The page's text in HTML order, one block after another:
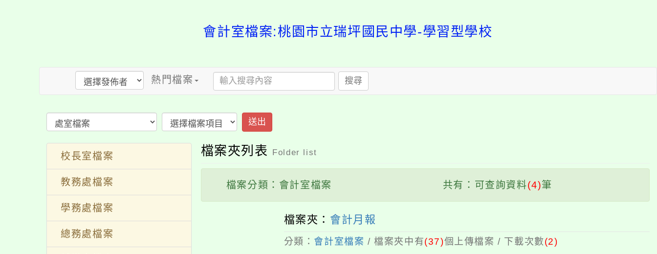
會計室檔案:桃園市立瑞坪國民中學-學習型學校
熱門檔案 搜尋
送出
校長室檔案
教務處檔案
學務處檔案
總務處檔案
檔案夾列表 Folder list
檔案分類：會計室檔案 共有：可查詢資料(4)筆
檔案夾： 會計月報
分類： 會計室檔案 / 檔案夾中有(37)個上傳檔案 / 下載次數(2)